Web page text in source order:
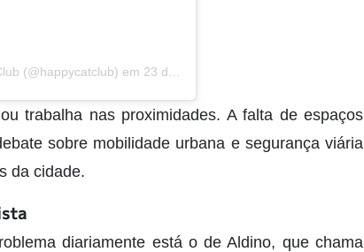
(@happycatclub) em 23 de Set, 2020 às 12:17 PDT
trabalha nas proximidades. A falta de espaços
sobre mobilidade urbana e segurança viária
da cidade.
diariamente está o de Aldino, que chama